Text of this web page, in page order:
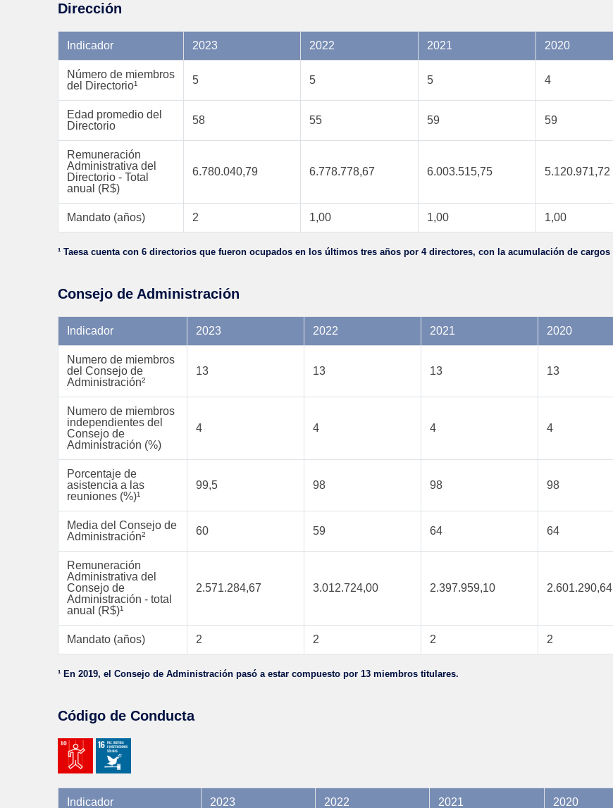
Dirección
Indicador 2023 2022 2021 2020
Número de miembros
del Directorio¹
5 5 5 4
Edad promedio del
Directorio
58 55 59 59
Remuneración
Administrativa del
Directorio - Total
anual (R$)
6.780.040,79 6.778.778,67 6.003.515,75 5.120.971,72
Mandato (años) 2 1,00 1,00 1,00
¹ Taesa cuenta con 6 directorios que fueron ocupados en los últimos tres años por 4 directores, con la acumulación de cargos
Consejo de Administración
Indicador 2023 2022 2021 2020
Numero de miembros
del Consejo de
Administración²
13 13 13 13
Numero de miembros
independientes del
Consejo de
Administración (%)
4 4 4 4
Porcentaje de
asistencia a las
reuniones (%)¹
99,5 98 98 98
Media del Consejo de
Administración²
60 59 64 64
Remuneración
Administrativa del
Consejo de
Administración - total
anual (R$)¹
2.571.284,67 3.012.724,00 2.397.959,10 2.601.290,64
Mandato (años) 2 2 2 2
¹ En 2019, el Consejo de Administración pasó a estar compuesto por 13 miembros titulares.
Código de Conducta
Indicador 2023 2022 2021 2020